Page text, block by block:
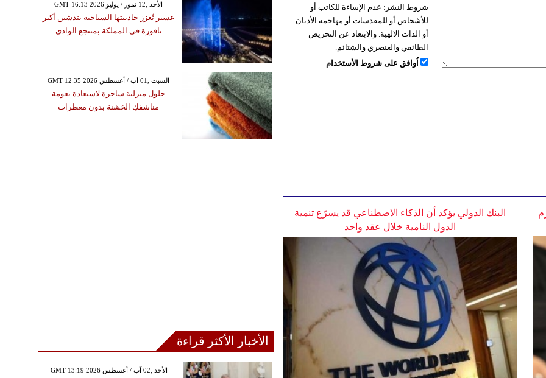
شروط النشر: عدم الإساءة للكاتب أو
للأشخاص أو للمقدسات أو مهاجمة الأديان
أو الذات الالهية. والابتعاد عن التحريض
الطائفي والعنصري والشتائم.
اُوافق على شروط الأستخدام
البنك الدولي يؤكد أن الذكاء الاصطناعي قد يسرّع تنمية
الدول النامية خلال عقد واحد
GMT 16:13 2026 الأحد ,12 تموز / يوليو
عسير تُعزز جاذبيتها السياحية بتدشين أكبر
نافورة في المملكة بمنتجع الوادي
GMT 12:35 2026 السبت ,01 آب / أغسطس
حلول منزلية ساحرة لاستعادة نعومة
مناشفكِ الخشنة بدون معطرات
الأخبار الأكثر قراءة
GMT 13:19 2026 الأحد ,02 آب / أغسطس